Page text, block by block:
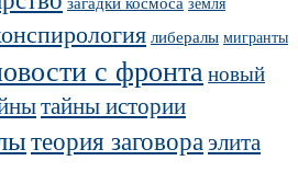
либералы мигранты
с фронтановый
тайны истории
теория заговораэлита